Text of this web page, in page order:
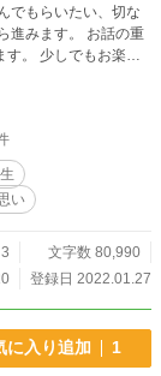
楽し
ちょこっ
。 BL大賞期間内に
い
文字数 80,990
登録日 2022.01.27
に入り追加 1